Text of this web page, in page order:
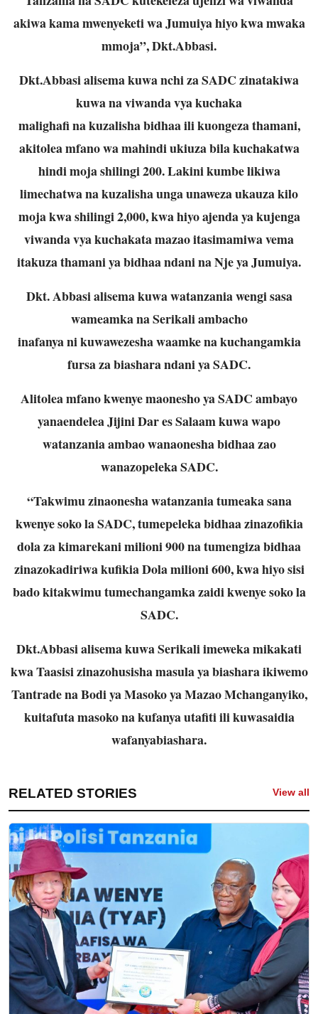
akiwa kama mwenyeketi wa Jumuiya hiyo kwa mwaka
mmoja”,Dkt.Abbasi.
Dkt.Abbasi alisema kuwa nchi za SADC zinatakiwa
kuwa na viwanda vya kuchaka
malighafi na kuzalisha bidhaa ili kuongeza thamani,
akitolea mfano wa mahindi ukiuzabila kuchakatwa
hindi moja shilingi 200. Lakini kumbe likiwa
limechatwa na kuzalishaunga unaweza ukauza kilo
moja kwa shilingi 2,000, kwa hiyo ajenda ya kujenga
viwanda vya kuchakata mazao itasimamiwa vema
itakuza thamani ya bidhaa ndani naNje ya Jumuiya.
Dkt. Abbasi alisema kuwa watanzania wengi sasa
wameamka na Serikali ambacho
inafanya ni kuwawezesha waamke na kuchangamkia
fursa za biashara ndani ya SADC.
Alitolea mfano kwenye maonesho ya SADC ambayo
yanaendelea Jijini Dar es Salaamkuwa wapo
watanzania ambao wanaonesha bidhaa zao
wanazopeleka SADC.
“Takwimu zinaonesha watanzania tumeaka sana
kwenye soko la SADC, tumepelekabidhaa zinazofikia
dola za kimarekani milioni 900 na tumengiza bidhaa
zinazokadiriwakufikia Dola milioni 600, kwa hiyo sisi
bado kitakwimu tumechangamka zaidi kwenyesoko la
SADC.
Dkt.Abbasi alisema kuwa Serikali imeweka mikakati
kwa Taasisi zinazohusisha masulaya biashara ikiwemo
Tantrade na Bodi ya Masoko ya Mazao Mchanganyiko,
kuitafutamasoko na kufanya utafiti ili kuwasaidia
wafanyabiashara.
RELATED STORIES View all